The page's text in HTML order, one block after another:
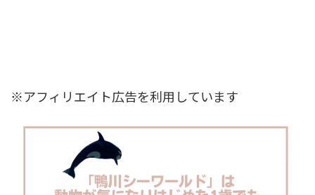
※アフィリエイト広告を利用しています